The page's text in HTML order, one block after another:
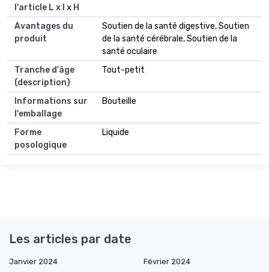
l'article L x l x H
Avantages du
produit
Soutien de la santé digestive, Soutien
de la santé cérébrale, Soutien de la
santé oculaire
Tranche d'âge
(description)
Tout-petit
Informations sur
l'emballage
Bouteille
Forme
posologique
Liquide
Les articles par date
Janvier 2024
Février 2024